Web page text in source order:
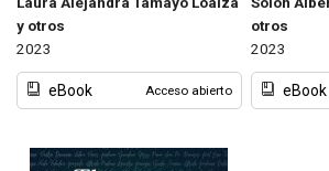
y otros
2023
eBook Acceso abierto
otros
2023
eBook